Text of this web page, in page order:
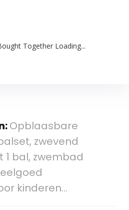
Together Loading...
Opblaasbare
zwevend
bal, zwembad
kinderen…